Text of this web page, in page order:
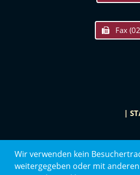
Wir verwenden kein
weitergegeben oder mit
Fax
|